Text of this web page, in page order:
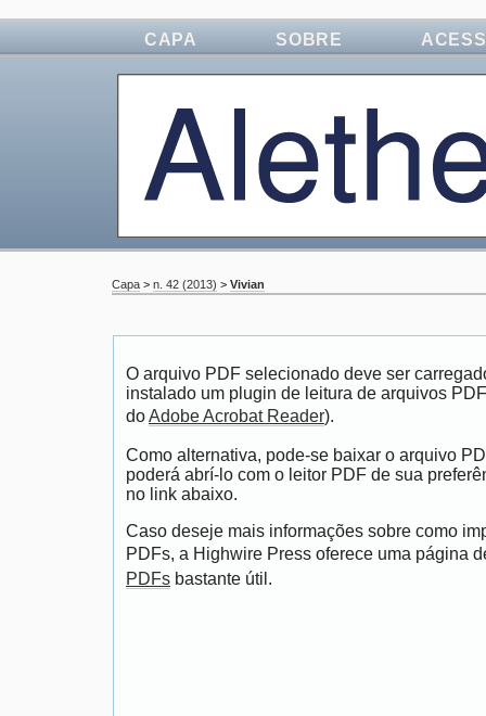
CAPA SOBRE
Capa > n. 42 (2013) > Vivian
O arquivo PDF selecionado deve ser
instalado um plugin de leitura de arquivos
doAdobe Acrobat Reader).
Como alternativa, pode-se baixar o arquivo
poderá abrí-lo com o leitor PDF de sua
no link abaixo.
Caso deseje mais informações sobre como
PDFs, a Highwire Press oferece uma página
PDFs bastante útil.